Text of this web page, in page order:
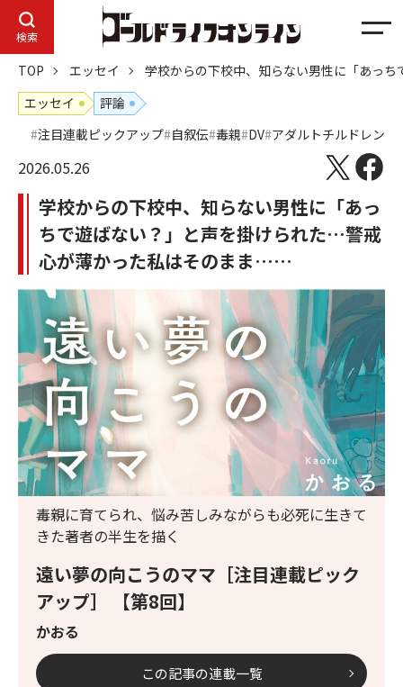
検索
メ
ニ
ュ
TOP エッセイ
学校からの下校中、知らない男性に「あっ
エッセイ
評論
注目連載ピックアップ 自叙伝 毒親 DV アダルトチルドレン
2026.05.26
学校からの下校中、知らない男性に「あっ
ちで遊ばない？」と声を掛けられた…警戒
心が薄かった私はそのまま……
遠い夢の向こうのママ［注目連載ピック
アップ］ 【第8回】
かおる
毒親に育てられ、悩み苦しみながらも必死に生きて
きた著者の半生を描く
この記事の連載一覧